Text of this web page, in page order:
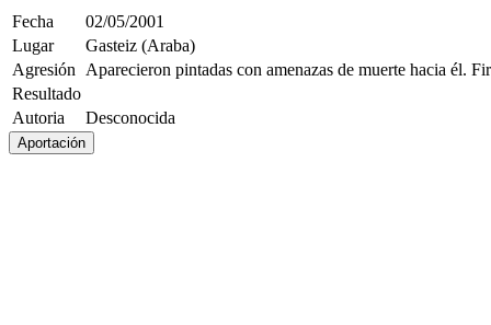
Fecha
02/05/2001
Lugar
Gasteiz (Araba)
Agresión
Aparecieron pintadas con amenazas de muerte hacia él.
Resultado
Autoria
Desconocida